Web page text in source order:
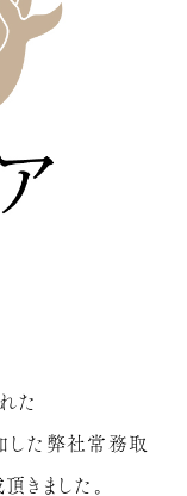
た
た弊社常務取
きました。